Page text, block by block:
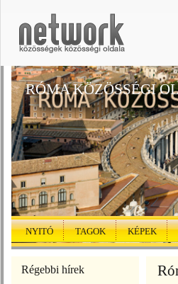
RÓMA KÖZÖSSÉGI
NYITÓ TAGOK KÉPEK
Régebbi hírek